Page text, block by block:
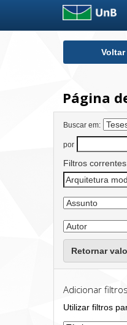
Voltar
Página
Buscar em:
por
Filtros
Retornar
Adicionar
Utilizar filtros